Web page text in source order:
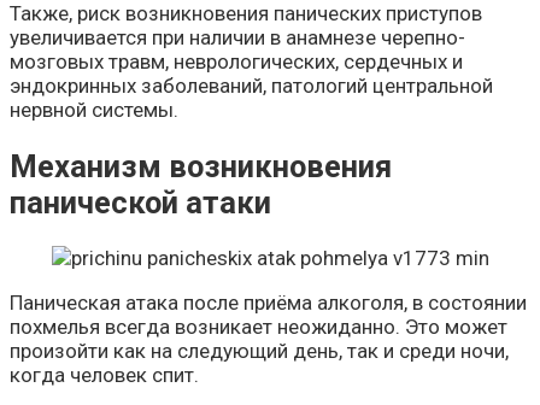
Также, риск возникновения панических приступов
увеличивается при наличии в анамнезе черепно-
мозговых травм, неврологических, сердечных и
эндокринных заболеваний, патологий центральной
нервной системы.
Механизм возникновения
панической атаки
Паническая атака после приёма алкоголя, в состоянии
похмелья всегда возникает неожиданно. Это может
произойти как на следующий день, так и среди ночи,
когда человек спит.